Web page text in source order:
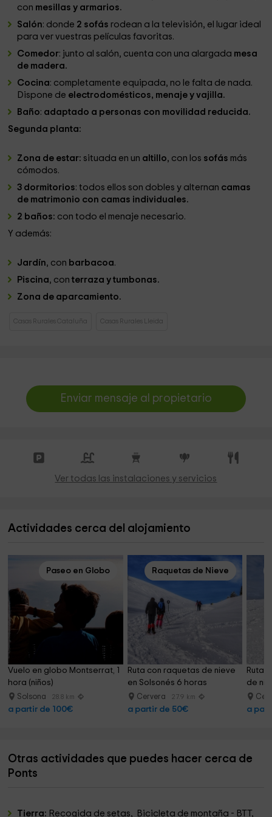
con mesillas y armarios.
Salón: donde 2 sofás rodean a la televisión, el lugar ideal
para ver vuestras películas favoritas.
Comedor: junto al salón, cuenta con una alargada mesa
de madera.
Cocina: completamente equipada, no le falta de nada.
Dispone de electrodomésticos, menaje y vajilla.
Baño: adaptado a personas con movilidad reducida.
Segunda planta:
Zona de estar: situada en un altillo, con los sofás más
cómodos.
3 dormitorios: todos ellos son dobles y alternan camas
de matrimonio con camas individuales.
2 baños: con todo el menaje necesario.
Y además:
Jardín, con barbacoa.
Piscina, conterraza y tumbonas.
Zona de aparcamiento.
Casas Rurales Cataluña Casas Rurales Lleida
Enviar mensaje al propietario
Ver todas las instalaciones y servicios
Actividades cerca del alojamiento
Paseo en Globo
Vuelo en globo Montserrat, 1
hora (niños)
Solsona 28.8 km
a partir de 100€
Raquetas de Nieve
Ruta con raquetas de nieve
en Solsonés 6 horas
Cervera 27.9 km
a partir de 50€
Ruta
de
a
Otras actividades que puedes hacer cerca de
Ponts
Tierra: Recogida de setas, Bicicleta de montaña - BTT,